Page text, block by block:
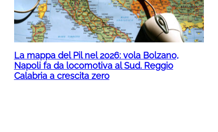
La mappa del Pil nel 2026: vola Bolzano,
Napoli fa da locomotiva al Sud. Reggio
Calabria a crescita zero